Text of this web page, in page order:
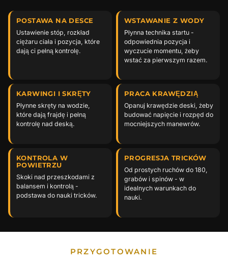
POSTAWA NA DESCE
Ustawienie stóp, rozkład
ciężaru ciała i pozycja, które
dają ci pełną kontrolę.
WSTAWANIE Z WODY
Płynna technika startu -
odpowiednia pozycja i
wyczucie momentu, żeby
wstać za pierwszym razem.
KARWINGI I SKRĘTY
Płynne skręty na wodzie,
które dają frajdę i pełną
kontrolę nad deską.
PRACA KRAWĘDZIĄ
Opanuj krawędzie deski, żeby
budować napięcie i rozpęd do
mocniejszych manewrów.
KONTROLA W
POWIETRZU
Skoki nad przeszkodami z
balansem i kontrolą -
podstawa do nauki tricków.
PROGRESJA TRICKÓW
Od prostych ruchów do 180,
grabów i spinów - w
idealnych warunkach do
nauki.
PRZYGOTOWANIE